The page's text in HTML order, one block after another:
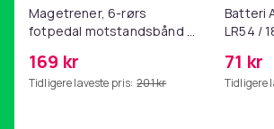
Magetrener, 6-rørs
fotpedal motstandsbånd -
yoga og
hjemmegymnastikk Pink
169 kr
Tidligere laveste pris: 201 kr
Batteri
LR54 /
71 kr
Tidligere